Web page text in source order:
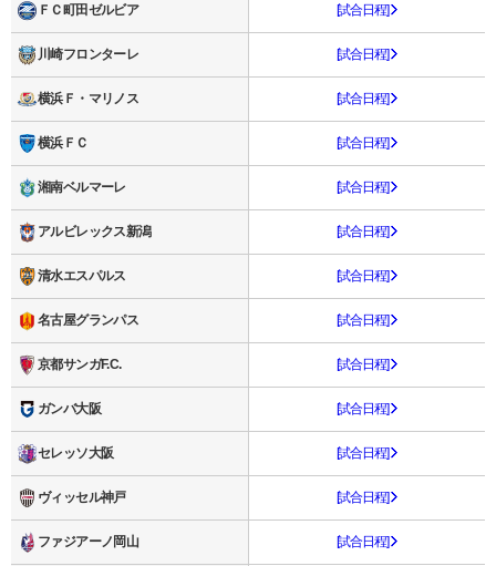
ＦＣ町田ゼルビア [試合日程]
川崎フロンターレ [試合日程]
横浜Ｆ・マリノス [試合日程]
横浜ＦＣ [試合日程]
湘南ベルマーレ [試合日程]
アルビレックス新潟 [試合日程]
清水エスパルス [試合日程]
名古屋グランパス [試合日程]
京都サンガF.C. [試合日程]
ガンバ大阪 [試合日程]
セレッソ大阪 [試合日程]
ヴィッセル神戸 [試合日程]
ファジアーノ岡山 [試合日程]